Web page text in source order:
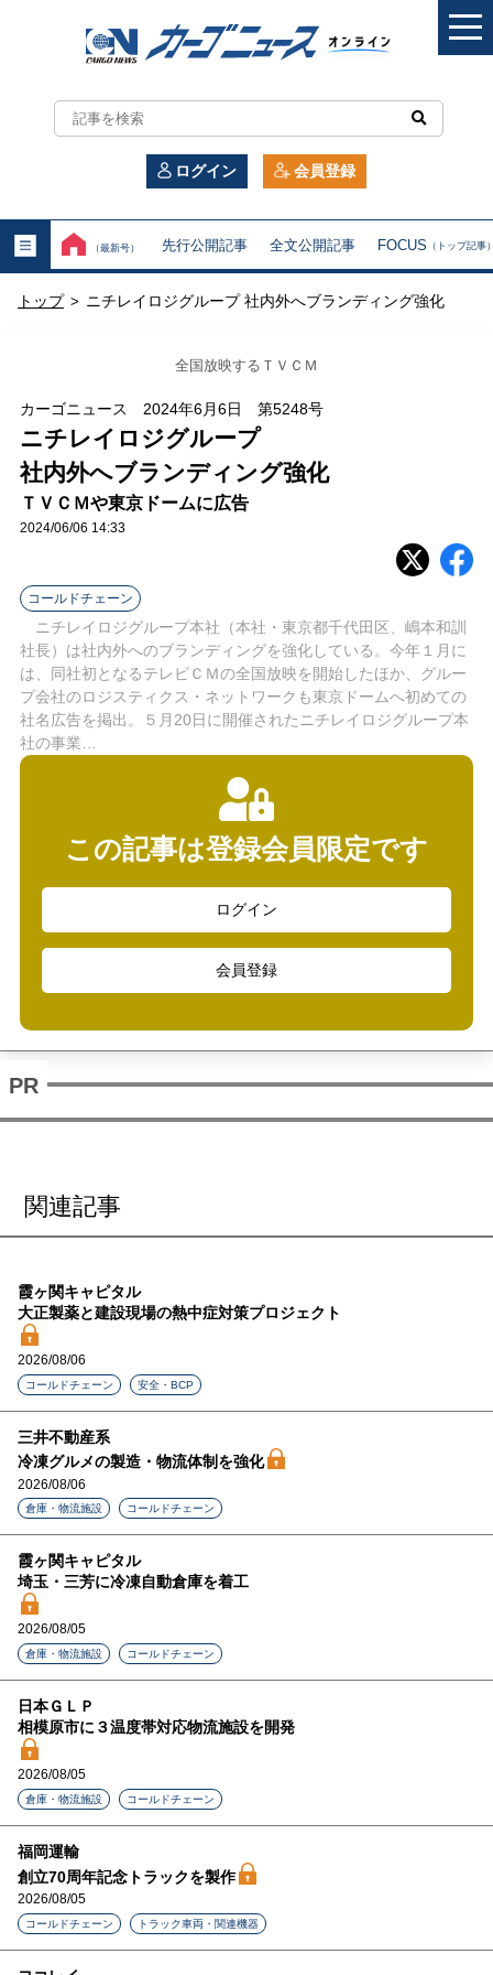
カ
ー
ニ
ュ
オ
ン
ラ
ン
ログイン 会員登録
（最新号） 先行公開記事 全文公開記事 FOCUS （トップ記事
トップ > ニチレイロジグループ 社内外へブランディング強化
全国放映するＴＶＣＭ
カーゴニュース 2024年6月6日 第5248号
ニチレイロジグループ
社内外へブランディング強化
ＴＶＣＭや東京ドームに広告
2024/06/06 14:33
コールドチェーン
ニチレイロジグループ本社（本社・東京都千代田区、嶋本和訓
社長）は社内外へのブランディングを強化している。今年１月に
は、同社初となるテレビＣＭの全国放映を開始したほか、グルー
プ会社のロジスティクス・ネットワークも東京ドームへ初めての
社名広告を掲出。５月20日に開催されたニチレイロジグループ本
社の事業…
この記事は登録会員限定です
ログイン
会員登録
関連記事
霞ヶ関キャピタル
大正製薬と建設現場の熱中症対策プロジェクト
2026/08/06
コールドチェーン 安全・BCP
三井不動産系
冷凍グルメの製造・物流体制を強化
2026/08/06
倉庫・物流施設 コールドチェーン
霞ヶ関キャピタル
埼玉・三芳に冷凍自動倉庫を着工
2026/08/05
倉庫・物流施設 コールドチェーン
日本ＧＬＰ
相模原市に３温度帯対応物流施設を開発
2026/08/05
倉庫・物流施設 コールドチェーン
福岡運輸
創立70周年記念トラックを製作
2026/08/05
コールドチェーン トラック車両・関連機器